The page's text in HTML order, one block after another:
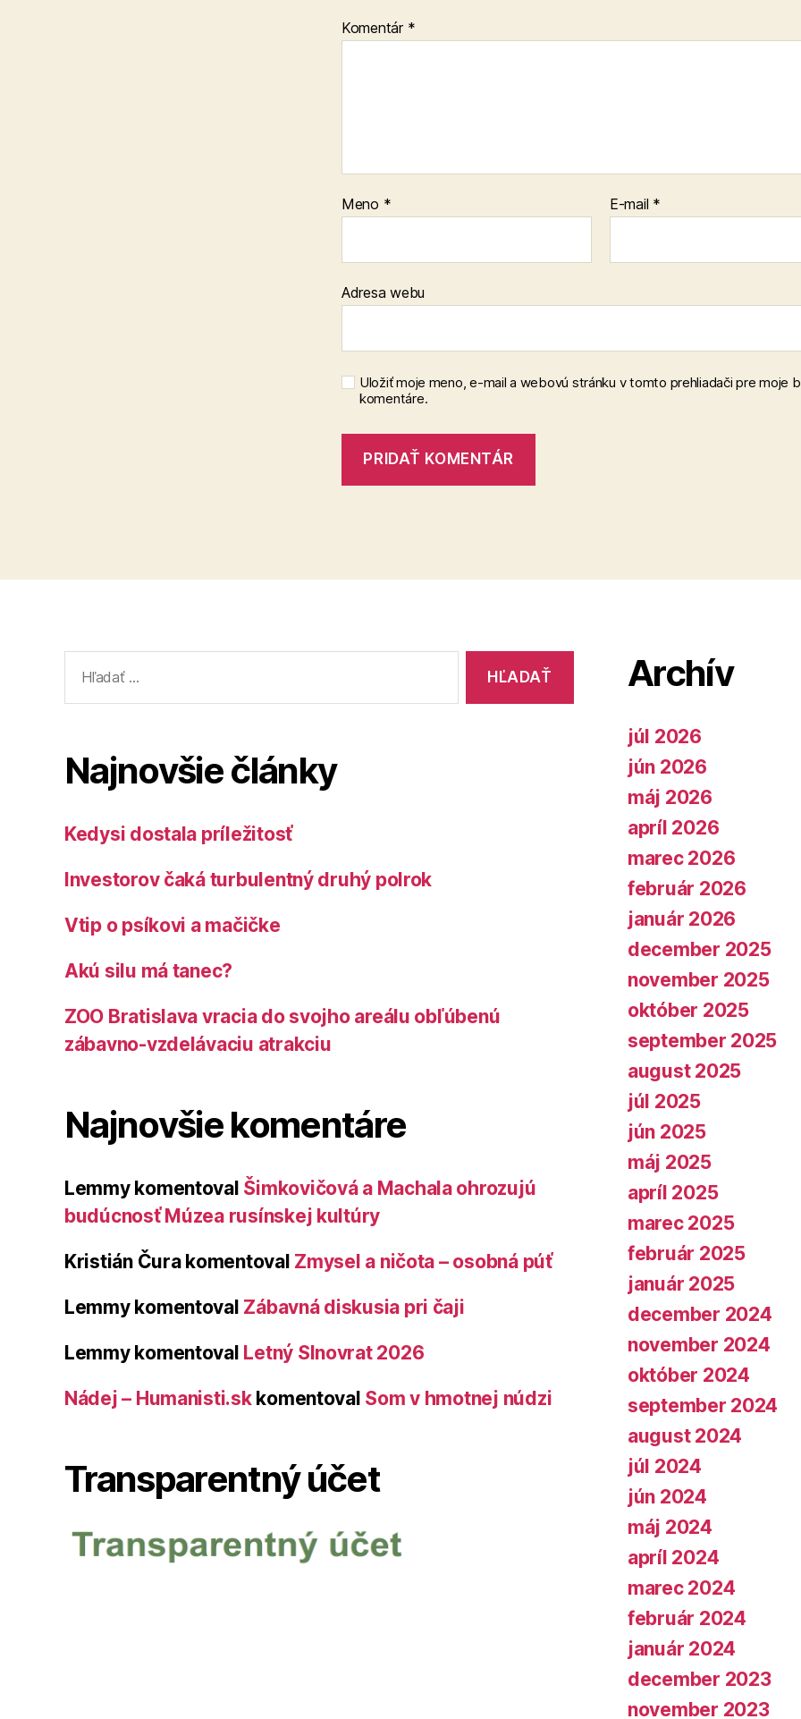
Komentár *
Meno * E-mail *
Adresa webu
Uložiť moje meno, e-mail a webovú stránku v tomto prehliadači pre moje
komentáre.
Najnovšie články
Kedysi dostala príležitosť
Investorov čaká turbulentný druhý polrok
Vtip o psíkovi a mačičke
Akú silu má tanec?
ZOO Bratislava vracia do svojho areálu obľúbenú
zábavno-vzdelávaciu atrakciu
Najnovšie komentáre
Lemmykomentoval Šimkovičová a Machala ohrozujú
budúcnosť Múzea rusínskej kultúry
Kristián Čurakomentoval Zmysel a ničota – osobná púť
Lemmykomentoval Zábavná diskusia pri čaji
Lemmykomentoval Letný Slnovrat 2026
Nádej – Humanisti.skkomentoval Som v hmotnej núdzi
Transparentný účet
Archív
júl 2026
jún 2026
máj 2026
apríl 2026
marec 2026
február 2026
január 2026
december 2025
november 2025
október 2025
september 2025
august 2025
júl 2025
jún 2025
máj 2025
apríl 2025
marec 2025
február 2025
január 2025
december 2024
november 2024
október 2024
september 2024
august 2024
júl 2024
jún 2024
máj 2024
apríl 2024
marec 2024
február 2024
január 2024
december 2023
november 2023